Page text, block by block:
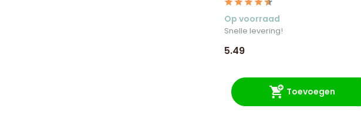
Op voorraad
Snelle levering!
5.49
Toevoegen